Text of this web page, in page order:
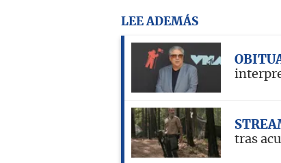
LEE ADEMÁS
tras